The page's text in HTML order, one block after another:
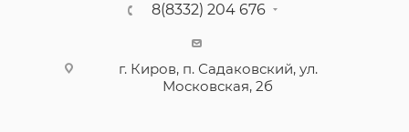
8(8332) 204 676
г. Киров, п. Садаковский, ул.
Московская, 2б